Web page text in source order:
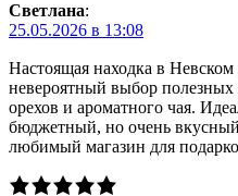
Светлана:
25.05.2026 в 13:08
Настоящая находка в
невероятный выбор полезных
орехов и ароматного чая.
бюджетный, но очень
любимый магазин для